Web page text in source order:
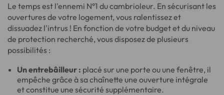
Le temps est l'ennemi N°1 du cambrioleur. En sécurisant les
ouvertures de votre logement, vous ralentissez et
dissuadez l'intrus ! En fonction de votre budget et du niveau
de protection recherché, vous disposez de plusieurs
possibilités :
Un entrebâilleur : placé sur une porte ou une fenêtre, il
empêche grâce à sa chaînette une ouverture intégrale
et constitue une sécurité supplémentaire.